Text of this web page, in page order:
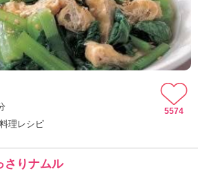
理レシピ
5574
さりナムル